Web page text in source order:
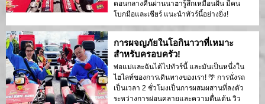
ตอนกลางคืนผ่านนาฮารู้สึกเหมือนฝัน มีคน
โบกมือและเชียร์ แนะนำทัวร์นี้อย่างยิ่ง!
การผจญภัยในโอกินาวาที่เหมาะ
สำหรับครอบครัว!
พ่อแม่และฉันได้ไปทัวร์นี้ และมันเป็นหนึ่งใน
ไฮไลท์ของการเดินทางของเรา! 🌴 การนั่งรถ
เป็นเวลา 2 ชั่วโมงเป็นการผสมผสานที่ลงตัว
ระหว่างการผ่อนคลายและความตื่นเต้น วิว